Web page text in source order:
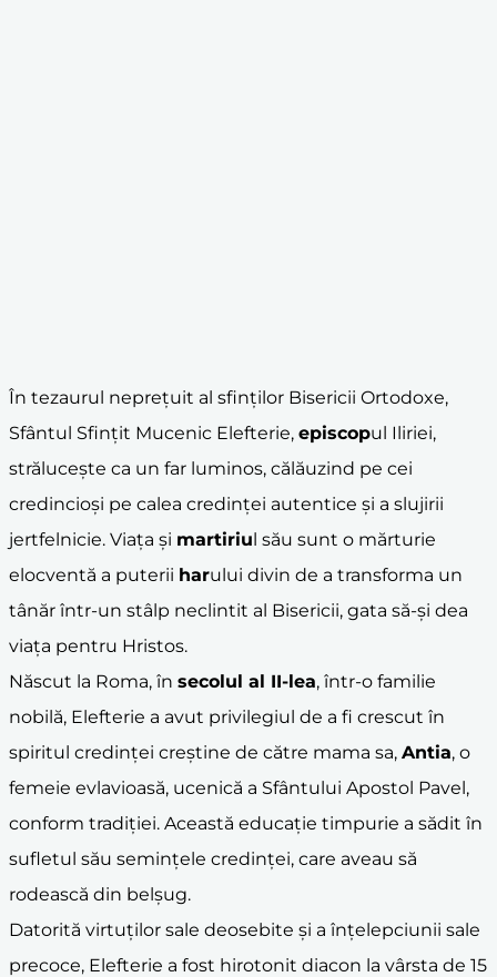
În tezaurul neprețuit al sfinților Bisericii Ortodoxe,
Sfântul Sfințit Mucenic Elefterie, episcopul Iliriei,
strălucește ca un far luminos, călăuzind pe cei
credincioși pe calea credinței autentice și a slujirii
jertfelnicie. Viața și martiriul său sunt o mărturie
elocventă a puterii harului divin de a transforma un
tânăr într-un stâlp neclintit al Bisericii, gata să-și dea
viața pentru Hristos.
Născut la Roma, în secolul al II-lea, într-o familie
nobilă, Elefterie a avut privilegiul de a fi crescut în
spiritul credinței creștine de către mama sa, Antia, o
femeie evlavioasă, ucenică a Sfântului Apostol Pavel,
conform tradiției. Această educație timpurie a sădit în
sufletul său semințele credinței, care aveau să
rodească din belșug.
Datorită virtuților sale deosebite și a înțelepciunii sale
precoce, Elefterie a fost hirotonit diacon la vârsta de 15